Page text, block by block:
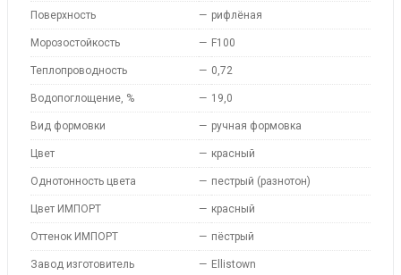
Поверхность — рифлёная
Морозостойкость — F100
Теплопроводность — 0,72
Водопоглощение, % — 19,0
Вид формовки — ручная формовка
Цвет — красный
Однотонность цвета — пестрый (разнотон)
Цвет ИМПОРТ — красный
Оттенок ИМПОРТ — пёстрый
Завод изготовитель — Ellistown